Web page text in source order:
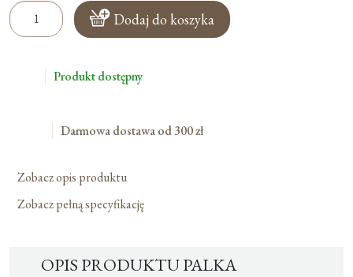
ilość
Palka
Zielona,
Dodaj do koszyka
Produkt dostępny
Darmowa dostawa od 300 zł
Zobacz opis produktu
Zobacz pełną specyfikację
OPIS PRODUKTU PALKA